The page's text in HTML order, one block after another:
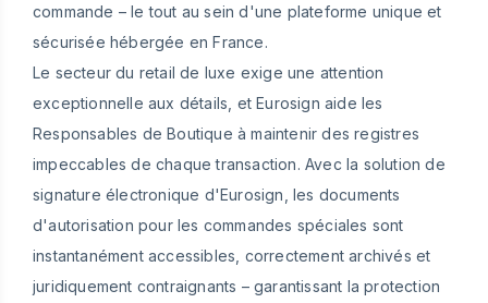
commande – le tout au sein d'une plateforme unique et
sécurisée hébergée en France.
Le secteur du retail de luxe exige une attention
exceptionnelle aux détails, et Eurosign aide les
Responsables de Boutique à maintenir des registres
impeccables de chaque transaction. Avec la solution de
signature électronique d'Eurosign, les documents
d'autorisation pour les commandes spéciales sont
instantanément accessibles, correctement archivés et
juridiquement contraignants – garantissant la protection